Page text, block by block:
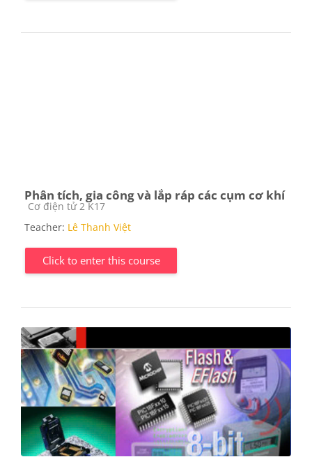
Phân tích, gia công và lắp ráp các cụm cơ khí
Course category
Cơ điện tử 2 K17
Teacher: Lê Thanh Việt
Click to enter this course